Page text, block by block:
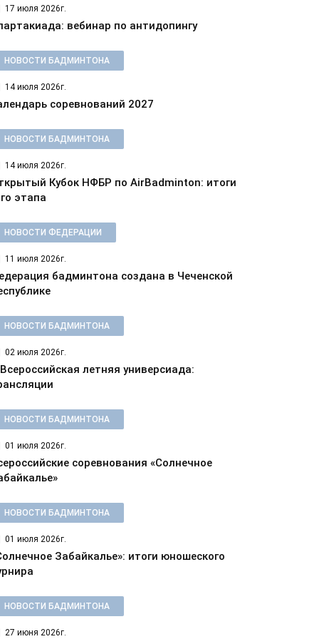
17 июля 2026г.
вебинар по антидопингу
НОВОСТИ БАДМИНТОНА
14 июля 2026г.
соревнований 2027
НОВОСТИ БАДМИНТОНА
14 июля 2026г.
Кубок НФБР по AirBadminton: итоги
этапа
НОВОСТИ ФЕДЕРАЦИИ
11 июля 2026г.
бадминтона создана в Чеченской
НОВОСТИ БАДМИНТОНА
02 июля 2026г.
летняя универсиада:
НОВОСТИ БАДМИНТОНА
01 июля 2026г.
соревнования «Солнечное
НОВОСТИ БАДМИНТОНА
01 июля 2026г.
Забайкалье»: итоги юношеского
НОВОСТИ БАДМИНТОНА
27 июня 2026г.